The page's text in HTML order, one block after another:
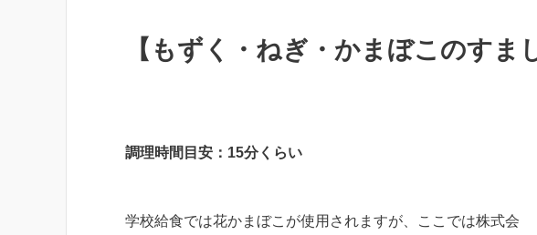
【もずく・ねぎ・かまぼこのすま
調理時間目安：15分くらい
学校給食では花かまぼこが使用されますが、ここでは株式会